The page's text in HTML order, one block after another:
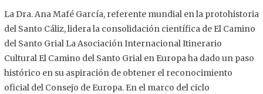
8
2
2
La Dra. Ana Mafé García, referente mundial en la protohistoria
del Santo Cáliz, lidera la consolidación científica de El Camino
del Santo Grial La Asociación Internacional Itinerario
Cultural El Camino del Santo Grial en Europa ha dado un paso
histórico en su aspiración de obtener el reconocimiento
oficial del Consejo de Europa. En el marco del ciclo